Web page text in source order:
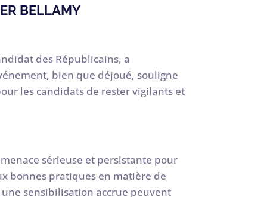
BELLAMY
des Républicains, a
bien que déjoué, souligne
les candidats de rester vigilants et
sérieuse et persistante pour
bonnes pratiques en matière de
sensibilisation accrue peuvent